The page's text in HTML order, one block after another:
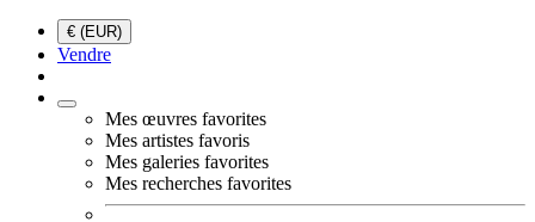
€ (EUR)
Vendre
Mes œuvres favorites
Mes artistes favoris
Mes galeries favorites
Mes recherches favorites